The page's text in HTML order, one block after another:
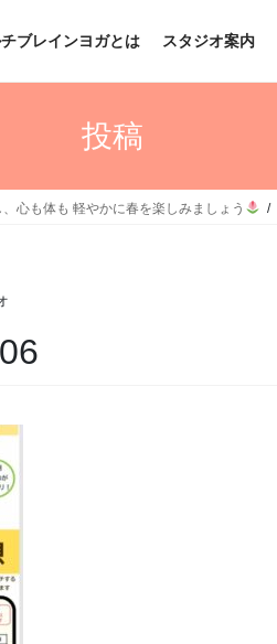
ブレインヨガとは スタジオ案内
投稿
心も体も 軽やかに春を楽しみましょう